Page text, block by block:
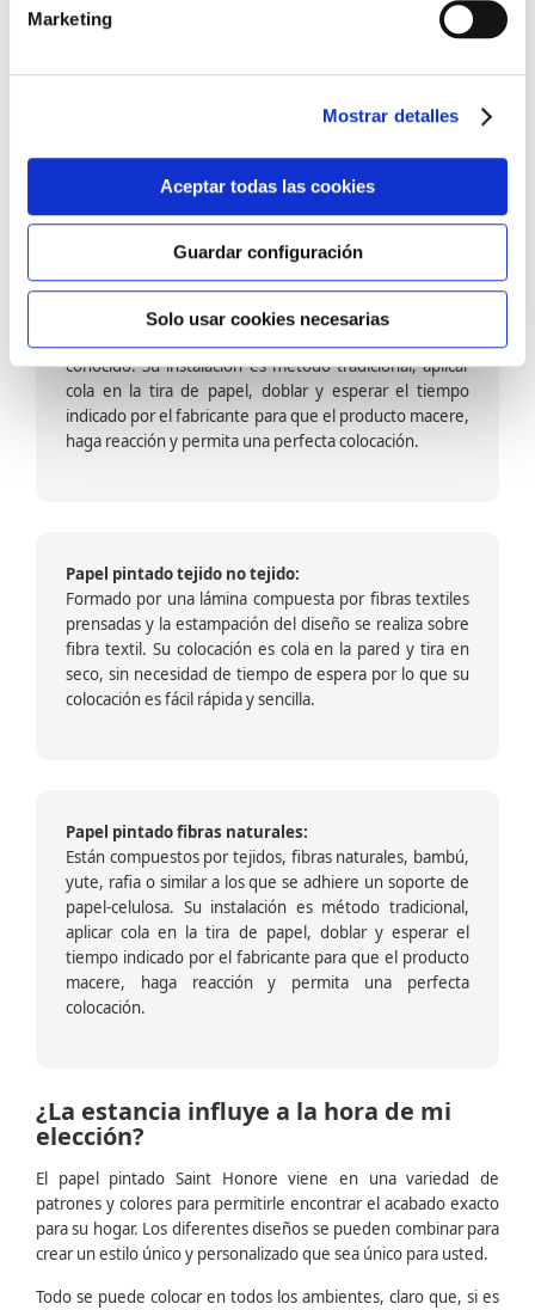
Marketing
Mostrar detalles
Aceptar todas las cookies
Guardar configuración
Solo usar cookies necesarias
barniz multiadherente en base agua. En zonas de
fuegos, se recomienda proteger con placas, silestone,
dado que el frotar en exceso dañaría el papel. Su
colocación es cola en la pared y tira en seco, sin
colocación es fácil rápida y sencilla.
Papel pintado calidad papel:
Formado por una capa de papel sobre un soporte de
conocido. Su instalación es método tradicional, aplicar
cola en la tira de papel, doblar y esperar el tiempo
indicado por el fabricante para que el producto macere,
haga reacción y permita una perfecta colocación.
Papel pintado tejido no tejido:
Formado por una lámina compuesta por fibras textiles
prensadas y la estampación del diseño se realiza sobre
fibra textil. Su colocación es cola en la pared y tira en
seco, sin necesidad de tiempo de espera por lo que su
colocación es fácil rápida y sencilla.
Papel pintado fibras naturales:
Están compuestos por tejidos, fibras naturales, bambú,
yute, rafia o similar a los que se adhiere un soporte de
papel-celulosa. Su instalación es método tradicional,
aplicar cola en la tira de papel, doblar y esperar el
tiempo indicado por el fabricante para que el producto
macere, haga reacción y permita una perfecta
colocación.
¿La estancia influye a la hora de mi
elección?
El papel pintado Saint Honore viene en una variedad de
patrones y colores para permitirle encontrar el acabado exacto
para su hogar. Los diferentes diseños se pueden combinar para
crear un estilo único y personalizado que sea único para usted.
Todo se puede colocar en todos los ambientes, claro que, si es